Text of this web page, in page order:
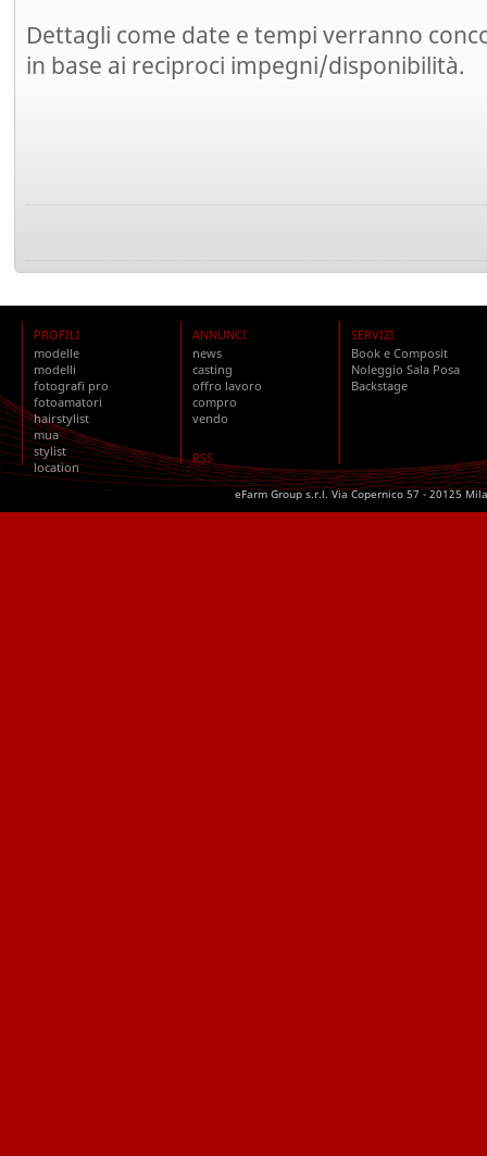
Dettagli come date e tempi verranno
in base ai reciproci impegni/disponibilità.
PROFILI
modelle
modelli
fotografi pro
fotoamatori
hairstylist
mua
stylist
location
ANNUNCI
news
casting
offro lavoro
compro
vendo
RSS
SERVIZI
Book e Composit
Noleggio Sala Posa
Backstage
eFarm Group s.r.l. Via Copernico 57 - 20125